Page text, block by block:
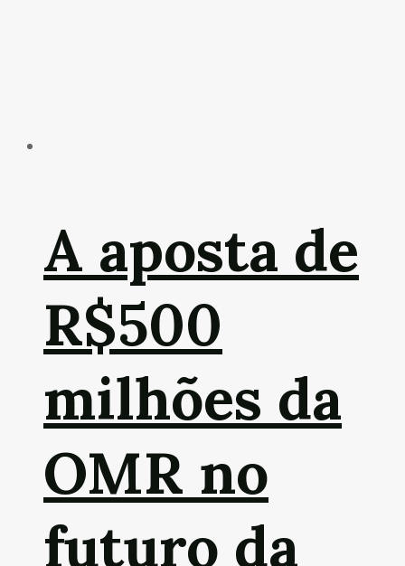
A aposta de
R$500
milhões da
OMR no
futuro da